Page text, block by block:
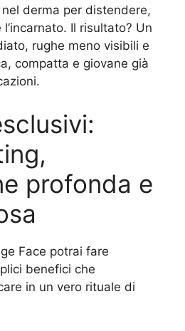
derma per distendere,
Il risultato? Un
rughe meno visibili e
compatta e giovane già
profonda e
Face potrai fare
benefici che
in un vero rituale di